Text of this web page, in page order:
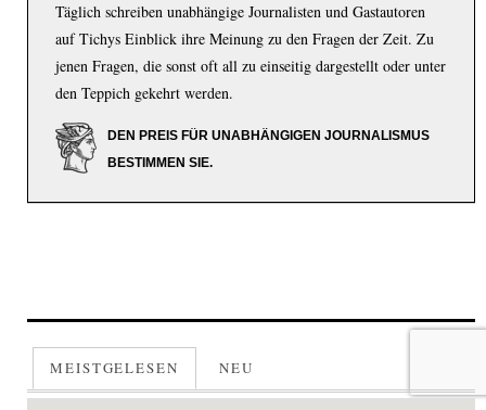
Täglich schreiben unabhängige Journalisten und Gastautoren
auf Tichys Einblick ihre Meinung zu den Fragen der Zeit. Zu
jenen Fragen, die sonst oft all zu einseitig dargestellt oder unter
den Teppich gekehrt werden.
DEN PREIS FÜR UNABHÄNGIGEN JOURNALISMUS
BESTIMMEN SIE.
MEISTGELESEN NEU